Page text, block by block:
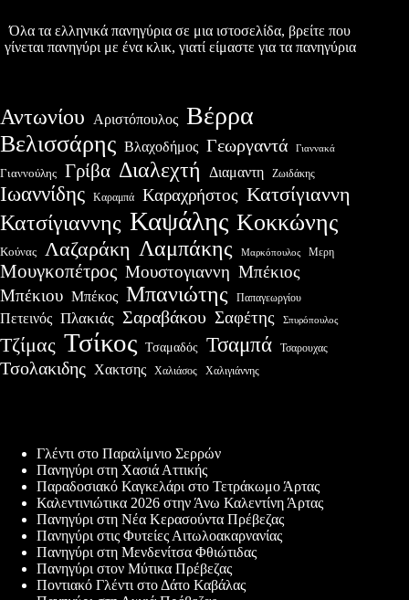
Όλα τα ελληνικά πανηγύρια σε μια ιστοσελίδα, βρείτε που
γίνεται πανηγύρι με ένα κλικ, γιατί είμαστε για τα πανηγύρια
Αντωνίου Αριστόπουλος Βέρρα
Βελισσάρης Βλαχοδήμος Γεωργαντά Γιαννακά
Γιαννούλης Γρίβα Διαλεχτή Διαμαντη Ζωιδάκης
Ιωαννίδης Καραμπά Καραχρήστος Κατσίγιαννη
Κατσίγιαννης Καψάλης Κοκκώνης
Κούνας Λαζαράκη Λαμπάκης Μαρκόπουλος Μερη
Μουγκοπέτρος Μουστογιαννη Μπέκιος
Μπέκιου Μπέκος Μπανιώτης Παπαγεωργίου
Πετεινός Πλακιάς Σαραβάκου Σαφέτης Σπυρόπουλος
Τζίμας Τσίκος Τσαμαδός Τσαμπά Τσαρουχας
Τσολακιδης Χακτσης Χαλιάσος Χαλιγιάννης
Γλέντι στο Παραλίμνιο Σερρών
Πανηγύρι στη Χασιά Αττικής
Παραδοσιακό Καγκελάρι στο Τετράκωμο Άρτας
Καλεντινιώτικα 2026 στην Άνω Καλεντίνη Άρτας
Πανηγύρι στη Νέα Κερασούντα Πρέβεζας
Πανηγύρι στις Φυτείες Αιτωλοακαρνανίας
Πανηγύρι στη Μενδενίτσα Φθιώτιδας
Πανηγύρι στον Μύτικα Πρέβεζας
Ποντιακό Γλέντι στο Δάτο Καβάλας